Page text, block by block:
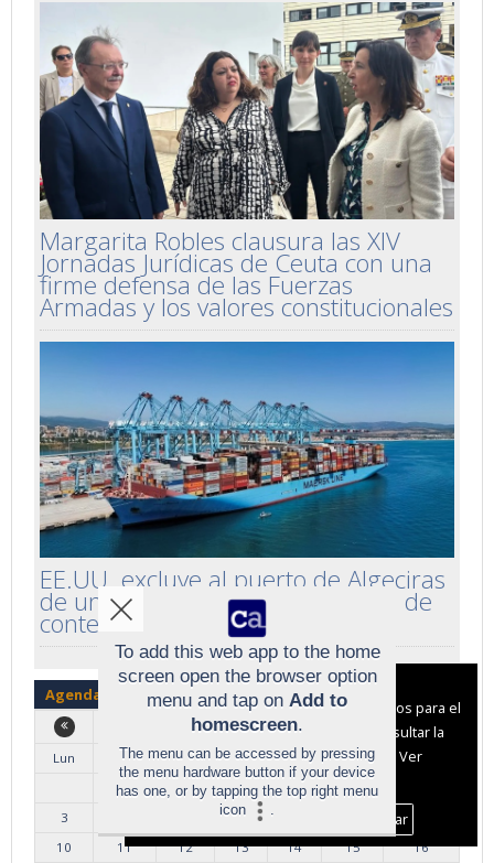
Margarita Robles clausura las XIV
Jornadas Jurídicas de Ceuta con una
firme defensa de las Fuerzas
Armadas y los valores constitucionales
EE.UU. excluye al puerto de Algeciras
de una ruta marítima estratégica de
contenedores
Agenda
Agosto 2026
Lun
Mar Mie Jue Vie Sab
Dom
1
3
6
10
11 12 13 14 15 16
To add this web app to the home
screen open the browser option
menu and tap on Add to
homescreen.
The menu can be accessed by pressing
the menu hardware button if your device
has one, or by tapping the top right menu
icon
.
Aviso sobre el Uso de cookies:
Utilizamos cookies nuestras y de terceros para el
funcionamiento del digital. Puedes consultar la
lista de cookies y como desconectarlas.
Ver
nuestra Política de Privacidad y Cookies
Aceptar Cookies
Personalizar